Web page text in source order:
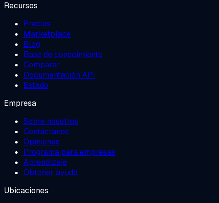
Recursos
Precios
Marketplace
Blog
Base de conocimiento
Comparar
Documentación API
Estado
Empresa
Sobre nosotros
Contáctanos
Opiniones
Programa para empresas
Aprendizaje
Obtener ayuda
Ubicaciones